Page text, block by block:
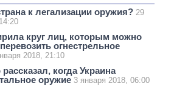
к легализации оружия? 29
круг лиц, которым можно
огнестрельное
2018, 21:10
когда Украина
оружие 3 января 2018, 06:00